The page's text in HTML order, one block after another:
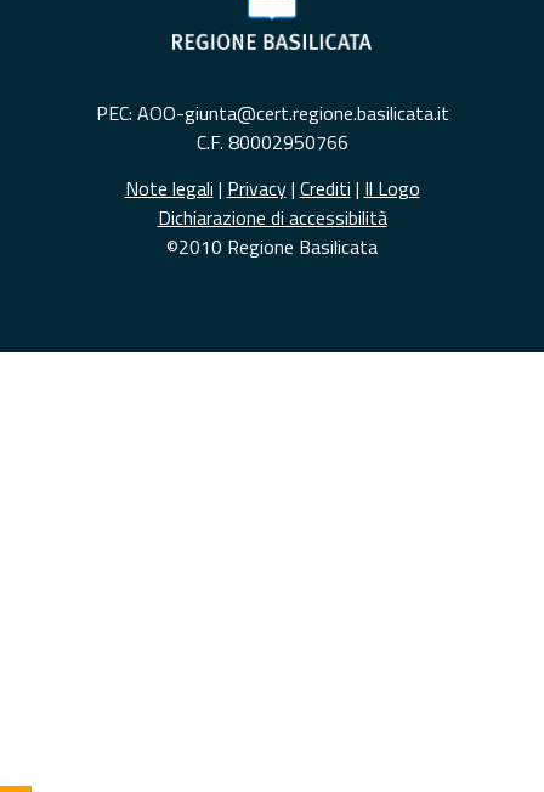
PEC: AOO-giunta@cert.regione.basilicata.it
C.F. 80002950766
Note legali | Privacy| Crediti | Il Logo
Dichiarazione di accessibilità
©2010 Regione Basilicata